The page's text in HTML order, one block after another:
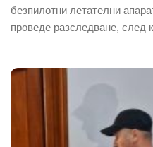
безпилотни летателни
проведе разследване, след